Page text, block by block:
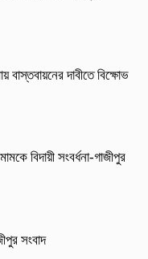
দাবীতে বিক্ষোভ
বিদায়ী সংবর্ধনা-গাজীপুর
সংবাদ